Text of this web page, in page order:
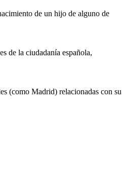
de un hijo de alguno de
de la ciudadanía española,
(como Madrid) relacionadas con su